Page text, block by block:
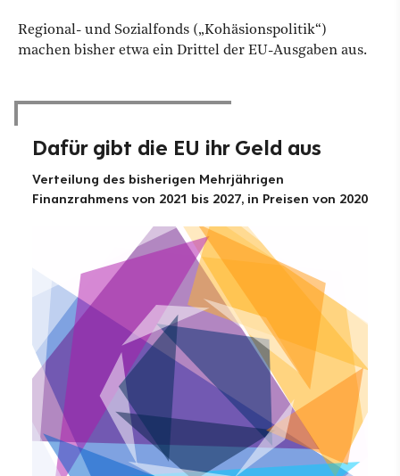
Regional- und Sozialfonds („Kohäsionspolitik“)
machen bisher etwa ein Drittel der EU-Ausgaben aus.
Dafür gibt die EU ihr Geld aus
Verteilung des bisherigen Mehrjährigen
Finanzrahmens von 2021 bis 2027, in Preisen von 2020